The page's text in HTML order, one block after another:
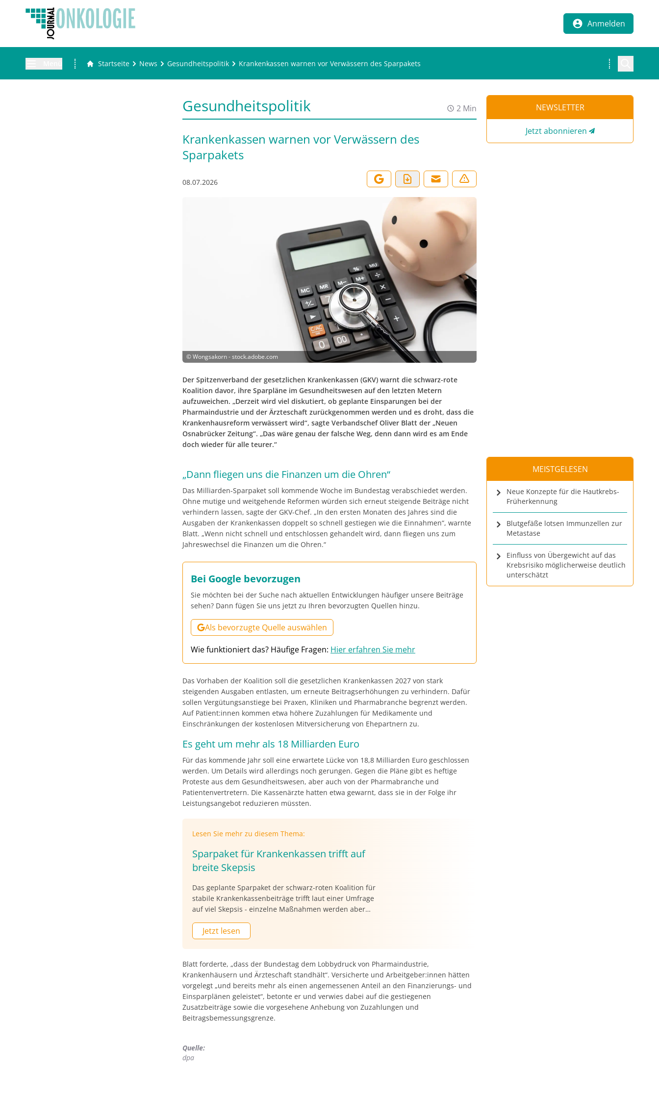
Anmelden
Startseite News Gesundheitspolitik Krankenkassen warnen vor Verwässern des Sparpakets
Gesundheitspolitik 2 Min
Krankenkassen warnen vor Verwässern des
Sparpakets
08.07.2026
©Wongsakorn - stock.adobe.com
Der Spitzenverband der gesetzlichen Krankenkassen (GKV) warnt die schwarz-rote
Koalition davor, ihre Sparpläne im Gesundheitswesen auf den letzten Metern
aufzuweichen. „Derzeit wird viel diskutiert, ob geplante Einsparungen bei der
Pharmaindustrie und der Ärzteschaft zurückgenommen werden und es droht, dass die
Krankenhausreform verwässert wird“, sagte Verbandschef Oliver Blatt der „Neuen
Osnabrücker Zeitung“. „Das wäre genau der falsche Weg, denn dann wird es am Ende
doch wieder für alle teurer.“
„Dann fliegen uns die Finanzen um die Ohren“
Das Milliarden-Sparpaket soll kommende Woche im Bundestag verabschiedet werden.
Ohne mutige und weitgehende Reformen würden sich erneut steigende Beiträge nicht
verhindern lassen, sagte der GKV-Chef. „In den ersten Monaten des Jahres sind die
Ausgaben der Krankenkassen doppelt so schnell gestiegen wie die Einnahmen“, warnte
Blatt. „Wenn nicht schnell und entschlossen gehandelt wird, dann fliegen uns zum
Jahreswechsel die Finanzen um die Ohren.“
Bei Google bevorzugen
Sie möchten bei der Suche nach aktuellen Entwicklungen häufiger unsere Beiträge
sehen? Dann fügen Sie uns jetzt zu Ihren bevorzugten Quellen hinzu.
Als bevorzugte Quelle auswählen
Wie funktioniert das? Häufige Fragen: Hier erfahren Sie mehr
Das Vorhaben der Koalition soll die gesetzlichen Krankenkassen 2027 von stark
steigenden Ausgaben entlasten, um erneute Beitragserhöhungen zu verhindern. Dafür
sollen Vergütungsanstiege bei Praxen, Kliniken und Pharmabranche begrenzt werden.
Auf Patient:innen kommen etwa höhere Zuzahlungen für Medikamente und
Einschränkungen der kostenlosen Mitversicherung von Ehepartnern zu.
Es geht um mehr als 18 Milliarden Euro
Für das kommende Jahr soll eine erwartete Lücke von 18,8 Milliarden Euro geschlossen
werden. Um Details wird allerdings noch gerungen. Gegen die Pläne gibt es heftige
Proteste aus dem Gesundheitswesen, aber auch von der Pharmabranche und
Patientenvertretern. Die Kassenärzte hatten etwa gewarnt, dass sie in der Folge ihr
Leistungsangebot reduzieren müssten.
Lesen Sie mehr zu diesem Thema:
Sparpaket für Krankenkassen trifft auf
breite Skepsis
Das geplante Sparpaket der schwarz-roten Koalition für
stabile Krankenkassenbeiträge trifft laut einer Umfrage
auf viel Skepsis - einzelne Maßnahmen werden aber
Gesundheitsausgaben zu bremsen, lehnen 61% der
Befragten ab, wie die Umfrage des
Deutschen Presse-Agentur ergab – voll und ganz lehnen
es 32% ab, eher dagegen sind 29%. Tendenziell
zustimmend äußerten sich ebenfalls 29%.
Jetzt lesen
Blatt forderte, „dass der Bundestag dem Lobbydruck von Pharmaindustrie,
Krankenhäusern und Ärzteschaft standhält“. Versicherte und Arbeitgeber:innen hätten
vorgelegt „und bereits mehr als einen angemessenen Anteil an den Finanzierungs- und
Einsparplänen geleistet“, betonte er und verwies dabei auf die gestiegenen
Zusatzbeiträge sowie die vorgesehene Anhebung von Zuzahlungen und
Beitragsbemessungsgrenze.
Quelle:
dpa
NEWSLETTER
Jetzt abonnieren
MEISTGELESEN
Neue Konzepte für die Hautkrebs-
Früherkennung
Blutgefäße lotsen Immunzellen zur
Metastase
Einfluss von Übergewicht auf das
Krebsrisiko möglicherweise deutlich
unterschätzt